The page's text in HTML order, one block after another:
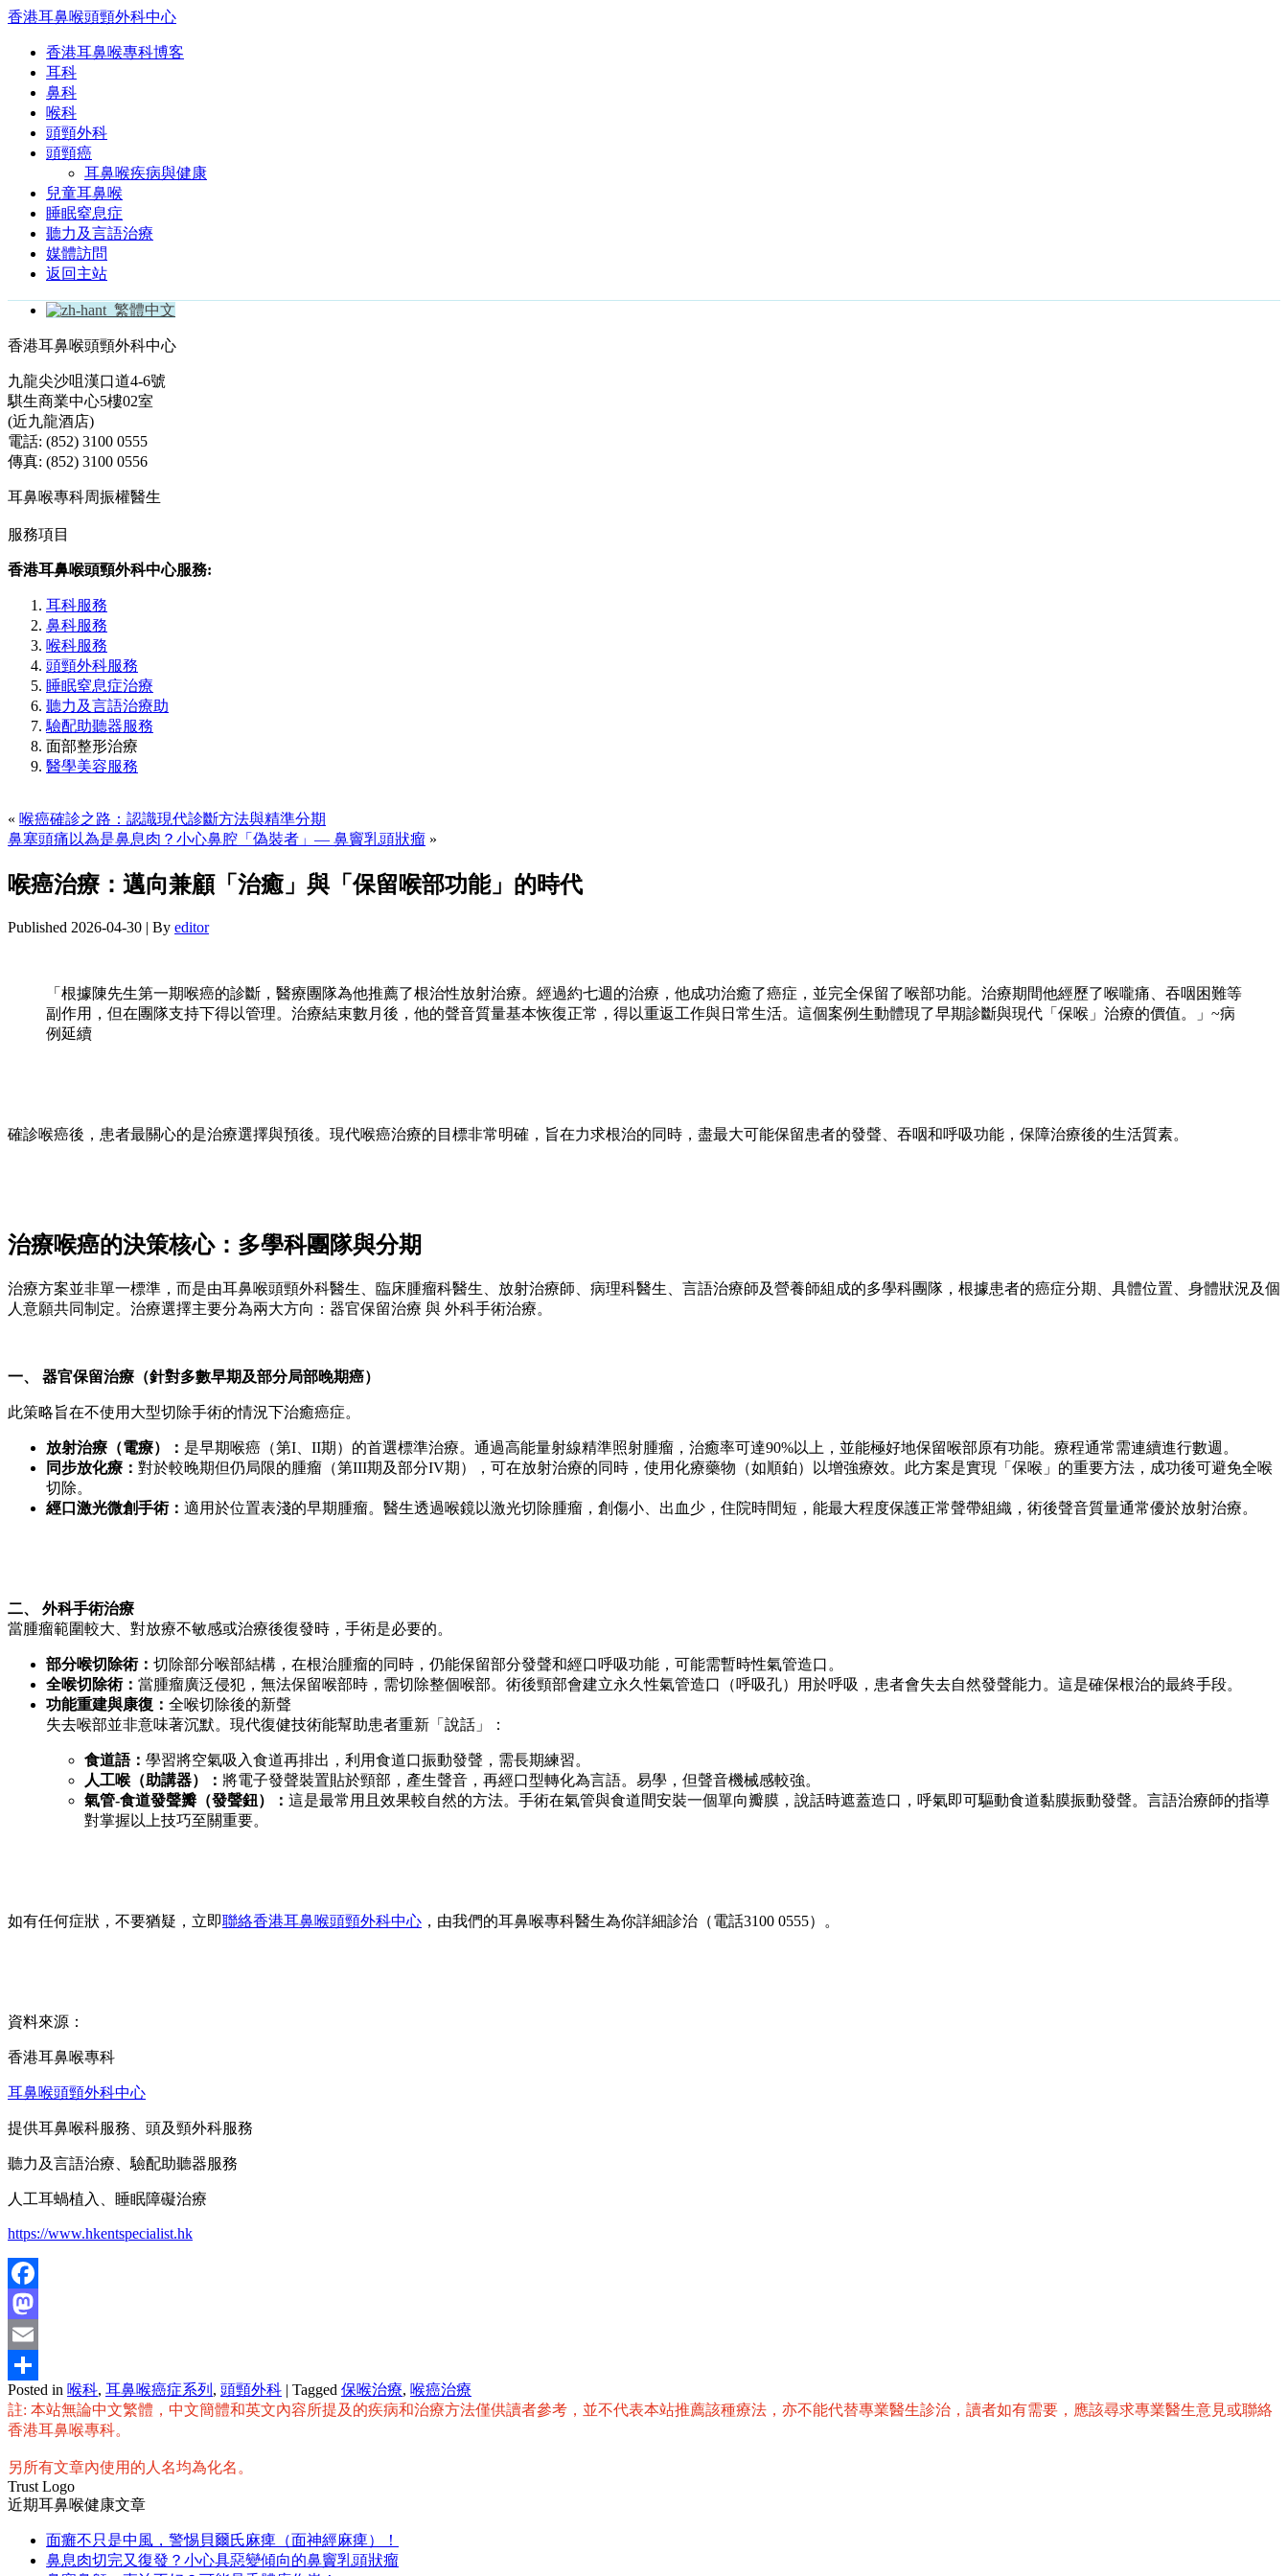
香港耳鼻喉頭頸外科中心
香港耳鼻喉專科博客
耳科
鼻科
喉科
頭頸外科
頭頸癌
耳鼻喉疾病與健康
兒童耳鼻喉
睡眠窒息症
聽力及言語治療
媒體訪問
返回主站
繁體中文
香港耳鼻喉頭頸外科中心
九龍尖沙咀漢口道4-6號
騏生商業中心5樓02室
(近九龍酒店)
電話: (852) 3100 0555
傳真: (852) 3100 0556
耳鼻喉專科周振權醫生
服務項目
香港耳鼻喉頭頸外科中心服務:
耳科服務
鼻科服務
喉科服務
頭頸外科服務
睡眠窒息症治療
聽力及言語治療助
驗配助聽器服務
面部整形治療
醫學美容服務
« 喉癌確診之路：認識現代診斷方法與精準分期
鼻塞頭痛以為是鼻息肉？小心鼻腔「偽裝者」— 鼻竇乳頭狀瘤 »
喉癌治療：邁向兼顧「治癒」與「保留喉部功能」的時代
Published 2026-04-30 | By editor
「根據陳先生第一期喉癌的診斷，醫療團隊為他推薦了根治性放射治療。經過約七週的治療，他成功治癒了癌症，並完全保留了喉部功能。治療期間他經歷了喉嚨痛、吞咽困難等
副作用，但在團隊支持下得以管理。治療結束數月後，他的聲音質量基本恢復正常，得以重返工作與日常生活。這個案例生動體現了早期診斷與現代「保喉」治療的價值。」~病
例延續
確診喉癌後，患者最關心的是治療選擇與預後。現代喉癌治療的目標非常明確，旨在力求根治的同時，盡最大可能保留患者的發聲、吞咽和呼吸功能，保障治療後的生活質素。
治療喉癌的決策核心：多學科團隊與分期
治療方案並非單一標準，而是由耳鼻喉頭頸外科醫生、臨床腫瘤科醫生、放射治療師、病理科醫生、言語治療師及營養師組成的多學科團隊，根據患者的癌症分期、具體位置、身體狀況及個
人意願共同制定。治療選擇主要分為兩大方向：器官保留治療 與 外科手術治療。
一、 器官保留治療（針對多數早期及部分局部晚期癌）
此策略旨在不使用大型切除手術的情況下治癒癌症。
放射治療（電療）： 是早期喉癌（第I、II期）的首選標準治療。通過高能量射線精準照射腫瘤，治癒率可達90%以上，並能極好地保留喉部原有功能。療程通常需連續進行數週。
同步放化療： 對於較晚期但仍局限的腫瘤（第III期及部分IV期），可在放射治療的同時，使用化療藥物（如順鉑）以增強療效。此方案是實現「保喉」的重要方法，成功後可避免全喉
切除。
經口激光微創手術： 適用於位置表淺的早期腫瘤。醫生透過喉鏡以激光切除腫瘤，創傷小、出血少，住院時間短，能最大程度保護正常聲帶組織，術後聲音質量通常優於放射治療。
二、 外科手術治療
當腫瘤範圍較大、對放療不敏感或治療後復發時，手術是必要的。
部分喉切除術： 切除部分喉部結構，在根治腫瘤的同時，仍能保留部分發聲和經口呼吸功能，可能需暫時性氣管造口。
全喉切除術： 當腫瘤廣泛侵犯，無法保留喉部時，需切除整個喉部。術後頸部會建立永久性氣管造口（呼吸孔）用於呼吸，患者會失去自然發聲能力。這是確保根治的最終手段。
功能重建與康復： 全喉切除後的新聲
失去喉部並非意味著沉默。現代復健技術能幫助患者重新「說話」：
食道語： 學習將空氣吸入食道再排出，利用食道口振動發聲，需長期練習。
人工喉（助講器）： 將電子發聲裝置貼於頸部，產生聲音，再經口型轉化為言語。易學，但聲音機械感較強。
氣管-食道發聲瓣（發聲鈕）： 這是最常用且效果較自然的方法。手術在氣管與食道間安裝一個單向瓣膜，說話時遮蓋造口，呼氣即可驅動食道黏膜振動發聲。言語治療師的指導
對掌握以上技巧至關重要。
如有任何症狀，不要猶疑，立即聯絡香港耳鼻喉頭頸外科中心 ，由我們的耳鼻喉專科醫生為你詳細診治（電話3100 0555）。
資料來源：
香港耳鼻喉專科
耳鼻喉頭頸外科中心
提供耳鼻喉科服務、頭及頸外科服務
聽力及言語治療、驗配助聽器服務
人工耳蝸植入、睡眠障礙治療
https://www.hkentspecialist.hk
Facebook
Mastodon
Email
分
享
Posted in 喉科, 耳鼻喉癌症系列 , 頭頸外科 | Tagged 保喉治療, 喉癌治療
註: 本站無論中文繁體，中文簡體和英文內容所提及的疾病和治療方法僅供讀者參考，並不代表本站推薦該種療法，亦不能代替專業醫生診治，讀者如有需要，應該尋求專業醫生意見或聯絡
香港耳鼻喉專科。
另所有文章內使用的人名均為化名。
Trust Logo
近期耳鼻喉健康文章
面癱不只是中風，警惕貝爾氏麻痺（面神經麻痺）！
鼻息肉切完又復發？小心具惡變傾向的鼻竇乳頭狀瘤